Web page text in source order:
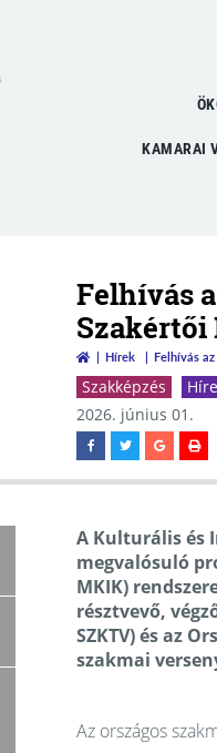
KAMARAI
Felhívás
Szakértői
Hírek Felhívás
Szakképzés
2026. június 01.
A Kulturális és
megvalósuló
MKIK)
résztvevő,
SZKTV) és az
szakmai
Az országos